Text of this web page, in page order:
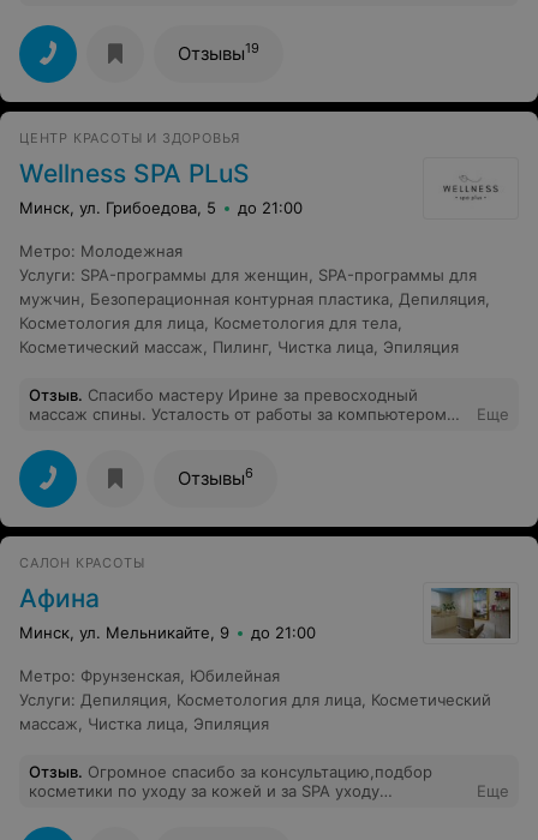
который вкладывает душу в свою работу. Спасиюо за
индивидуальный подход. Моя кожа сияет, а стресс
улетучился. Обязательно приду в Спа еще ни один раз.
Отзывы19
ЦЕНТР КРАСОТЫ И ЗДОРОВЬЯ
Wellness SPA PLuS
Минск, ул. Грибоедова, 5 до 21:00
Метро: Молодежная
Услуги: SPA-программы для женщин
SPA-программы для
мужчин
Безоперационная контурная пластика Депиляция
Косметология для лица Косметология для тела
Косметический массаж
Пилинг, Чистка лица Эпиляция
Отзыв. Спасибо мастеру Ирине за превосходный
массаж спины. Усталость от работы за компьютером
Еще
Отзывы6
САЛОН КРАСОТЫ
Афина
Минск, ул. Мельникайте, 9 до 21:00
Метро: Фрунзенская Юбилейная
Услуги: Депиляция Косметология для лица Косметический
массаж
Чистка лица Эпиляция
Отзыв. Огромное спасибо за консультацию,подбор
косметики по уходу за кожей и за SPA уходу
процедуры. Осталась очень довольна.
Еще